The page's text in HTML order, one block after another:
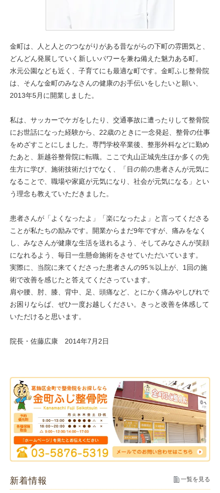
金町は、人と人とのつながりがある昔ながらの下町の雰囲気と、
どんどん発展していく新しいパワーを兼ね備えた魅力ある町。
水元公園なども近く、子育てにも最適な町です。金町ふじ整骨院
は、そんな金町のみなさんの健康のお手伝いをしたいと願い、
2013年5月に開業しました。
私は、サッカーでケガをしたり、交通事故に遭ったりして整骨院
にお世話になった経験から、22歳のときに一念発起、整骨の仕事
をめざすことにしました。専門学校卒業後、整形外科などに勤め
たあと、新越谷整骨院に転職。ここで丸山正城先生ほか多くの先
生方に学び、施術技術だけでなく、「目の前の患者さんが元気に
なることで、職場や家庭が元気になり、社会が元気になる」とい
う理念も教えていただきました。
患者さんが「よくなったよ」「楽になったよ」と言ってくださる
ことが私たちの励みです。開業からまだ9年ですが、痛みをなく
し、みなさんが健康な生活を送れるよう、そしてみなさんが笑顔
になれるよう、毎日一生懸命施術をさせていただいています。
実際に、当院に来てくださった患者さんの95％以上が、1回の施
術で改善を感じたと答えてくださっています。
肩や腰、肘、膝、背中、足、頭痛など、とにかく痛みやしびれで
お困りならば、ぜひ一度お越しください。きっと改善を体感して
いただけると思います。
院長・佐藤広康 2014年7月2日
新着情報 一覧を見る